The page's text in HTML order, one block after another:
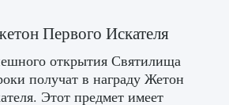
сервера Delta Force
Первого Искателя
открытия Святилища
получат в награду Жетон
Этот предмет имеет